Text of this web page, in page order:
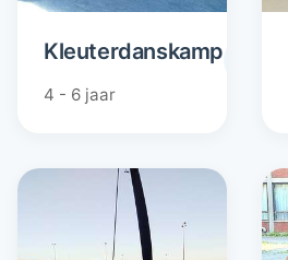
Kleuterdanskamp
4 - 6 jaar